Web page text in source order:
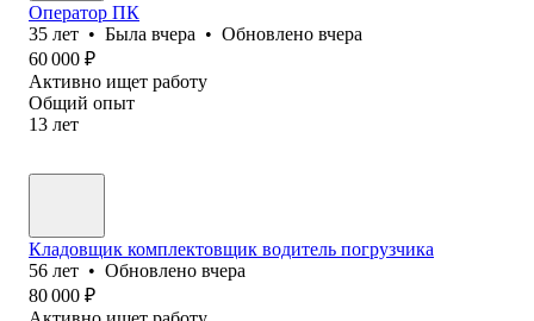
Оператор ПК
35 лет • Была вчера • Обновлено вчера
60 000 ₽
Активно ищет работу
Общий опыт
13 лет
Кладовщик комплектовщик водитель погрузчика
56 лет • Обновлено вчера
80 000 ₽